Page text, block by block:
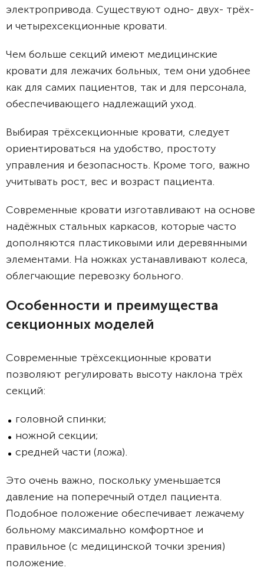
электропривода. Существуют одно- двух- трёх-
и четырехсекционные кровати.
Чем больше секций имеют медицинские
кровати для лежачих больных, тем они удобнее
как для самих пациентов, так и для персонала,
обеспечивающего надлежащий уход.
Выбирая трёхсекционные кровати, следует
ориентироваться на удобство, простоту
управления и безопасность. Кроме того, важно
учитывать рост, вес и возраст пациента.
Современные кровати изготавливают на основе
надёжных стальных каркасов, которые часто
дополняются пластиковыми или деревянными
элементами. На ножках устанавливают колеса,
облегчающие перевозку больного.
Особенности и преимущества
секционных моделей
Современные трёхсекционные кровати
позволяют регулировать высоту наклона трёх
секций:
головной спинки;
ножной секции;
средней части (ложа).
Это очень важно, поскольку уменьшается
давление на поперечный отдел пациента.
Подобное положение обеспечивает лежачему
больному максимально комфортное и
правильное (с медицинской точки зрения)
положение.